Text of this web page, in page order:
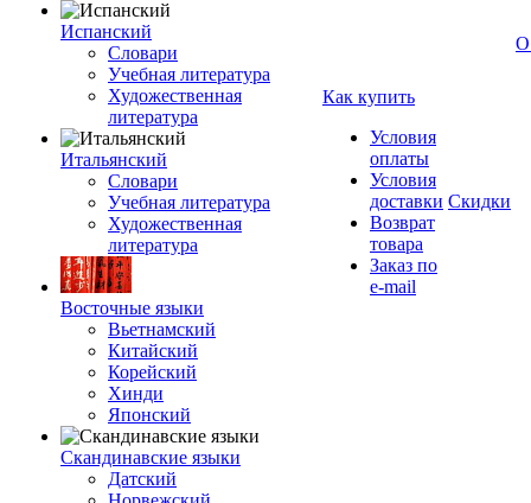
Испанский
Словари
Учебная литература
Художественная
литература
Итальянский
Словари
Учебная литература
Художественная
литература
Восточные языки
Вьетнамский
Китайский
Корейский
Хинди
Японский
Скандинавские языки
Датский
Как купить
Условия
оплаты
Условия
доставки
Возврат
товара
Заказ по
e-mail
Скидки
О